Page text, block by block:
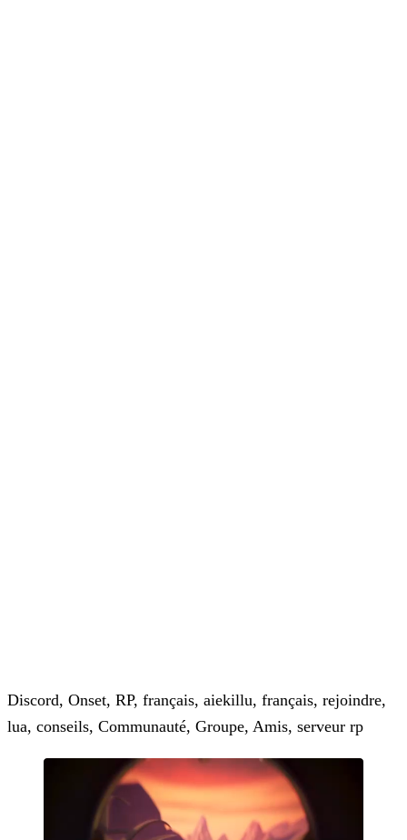
Discord, Onset, RP, français, aiekillu, français, rejoindre,
lua, conseils, Communauté, Groupe, Amis, serveur rp